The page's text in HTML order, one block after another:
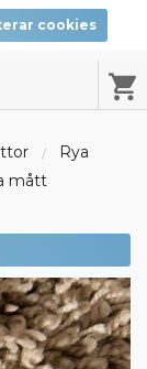
cookies
Rya
mått